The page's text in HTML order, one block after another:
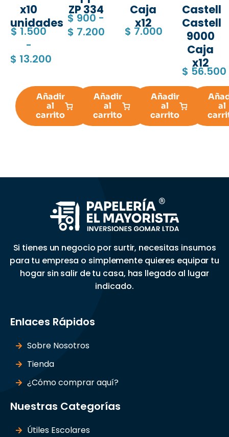
x10
unidades
$1.500
-
$ 13.200
Añadir
al
carrito
ZP 334
$900 -
$ 7.200
Añadir
al
carrito
Caja
x12
$ 7.000
Añadir
al
carrito
Castell
Castell
9000
Caja
x12
$ 56.500
al
Si tienes un negocio por surtir, necesitas insumos
para tu empresa o simplemente quieres equipar tu
hogar sin salir de tu casa, has llegado al lugar
indicado.
Enlaces Rápidos
Sobre Nosotros
Tienda
¿Cómo comprar aquí?
Nuestras Categorías
Útiles Escolares